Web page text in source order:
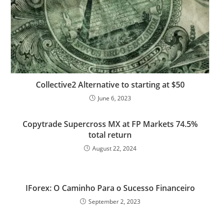
k n p s
s
Collective2 Alternative to starting at $50
June 6, 2023
Copytrade Supercross MX at FP Markets 74.5%
total return
August 22, 2024
IForex: O Caminho Para o Sucesso Financeiro
September 2, 2023